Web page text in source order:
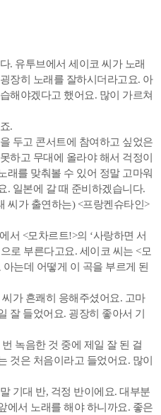
. 유투브에서 세이코 씨가 노래
장히 노래를 잘하시더라고요. 아
해야겠다고 했어요. 많이 가르쳐
.
두고 콘서트에 참여하고 싶었은
하고 무대에 올라야 해서 걱정이
래를 맞춰볼 수 있어 정말 고마워
. 일본에 갈 때 준비하겠습니다.
씨가 출연하는) <프랑켄슈타인>
서 <모차르트!>의 ‘사랑하면 서
로 부른다고요. 세이코 씨는 <모
는데 어떻게 이 곡을 부르게 된
가 흔쾌히 응해주셨어요. 고마
잘 들었어요. 굉장히 좋아서 기
녹음한 것 중에 제일 잘 된 걸
것은 처음이라고 들었어요. 많이
기대 반, 걱정 반이에요. 대부분
에서 노래를 해야 하니까요. 좋은